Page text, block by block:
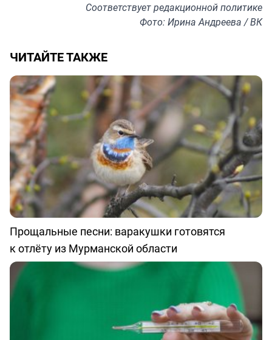
Соответствуетредакционной политике
Фото: Ирина Андреева / ВК
ЧИТАЙТЕ ТАКЖЕ
Прощальные песни: варакушки готовятся
к отлёту из Мурманской области